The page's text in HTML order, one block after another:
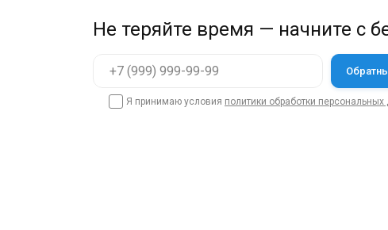
Не теряйте время — начните с
Я принимаю условия политики обработки